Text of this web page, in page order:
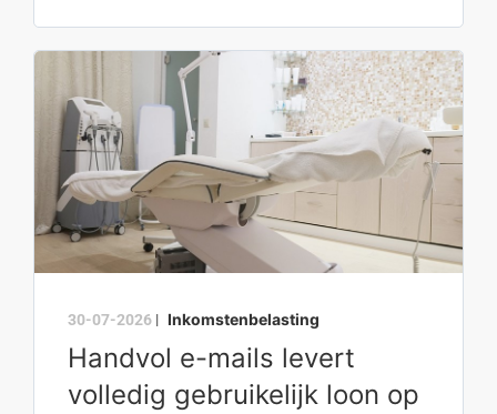
30-07-2026 | Inkomstenbelasting
Handvol e-mails levert
volledig gebruikelijk loon op